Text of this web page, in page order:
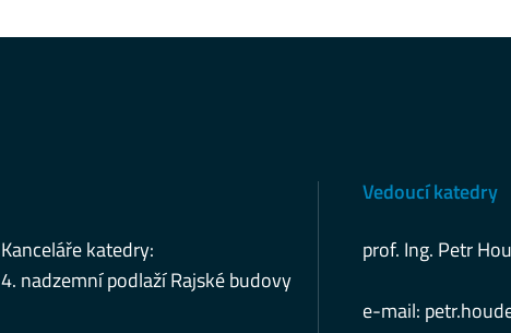
Kanceláře katedry:
4. nadzemní podlaží Rajské budovy
Vedoucí katedry
prof. Ing. Petr
e-mail: